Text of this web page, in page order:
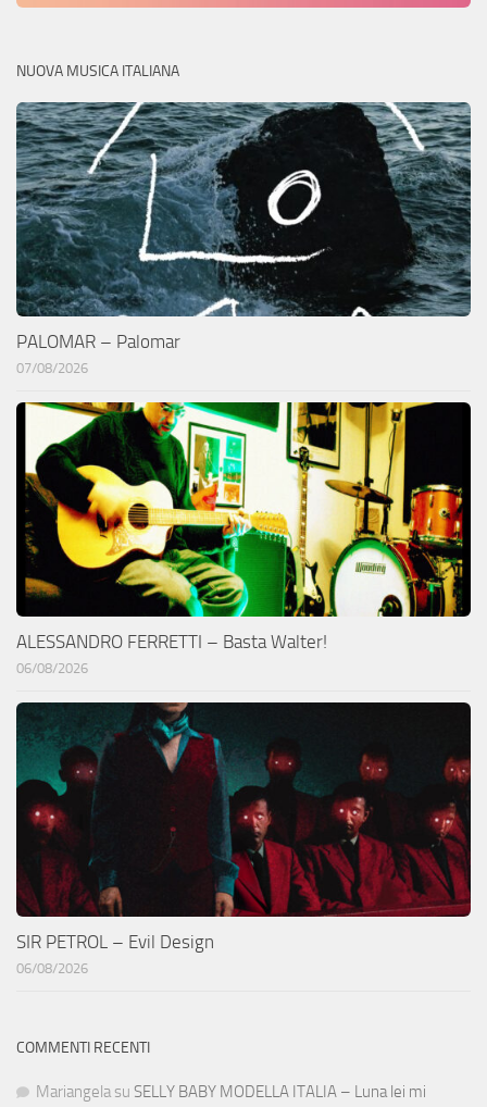
NUOVA MUSICA ITALIANA
PALOMAR – Palomar
07/08/2026
ALESSANDRO FERRETTI – Basta Walter!
06/08/2026
SIR PETROL – Evil Design
06/08/2026
COMMENTI RECENTI
Mariangela su SELLY BABY MODELLA ITALIA – Luna lei mi